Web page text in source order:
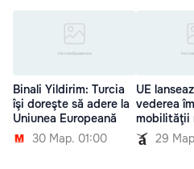
Binali Yildirim: Turcia
îşi doreşte să adere la
Uniunea Europeană
30 Мар. 01:00
UE
vederea
mobilităţii
29